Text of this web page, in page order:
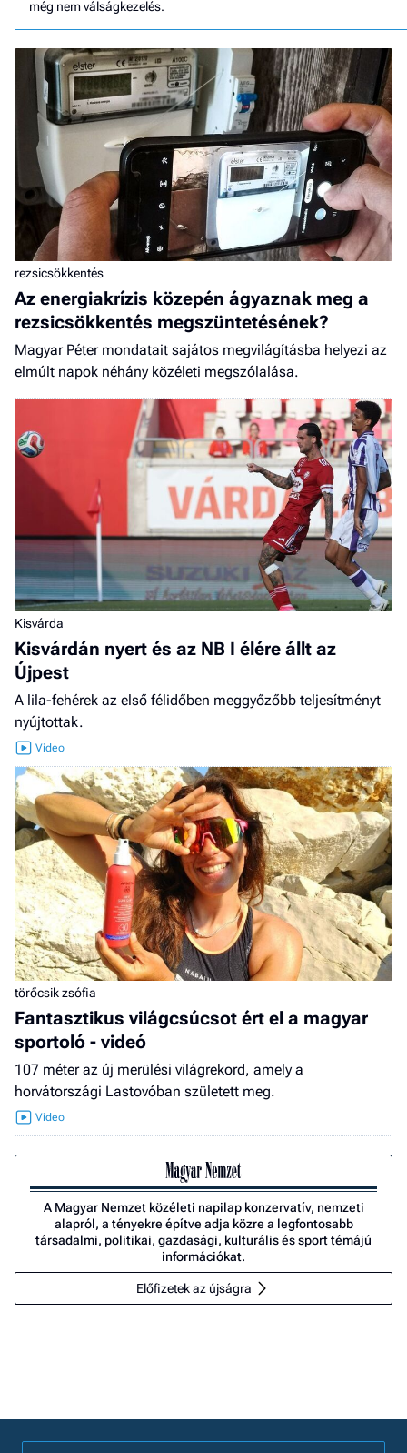
még nem válságkezelés.
rezsicsökkentés
Az energiakrízis közepén ágyaznak meg a
rezsicsökkentés megszüntetésének?
Magyar Péter mondatait sajátos megvilágításba helyezi az
elmúlt napok néhány közéleti megszólalása.
Kisvárda
Kisvárdán nyert és az NB I élére állt az
Újpest
A lila-fehérek az első félidőben meggyőzőbb teljesítményt
nyújtottak.
törőcsik zsófia
Fantasztikus világcsúcsot ért el a magyar
sportoló - videó
107 méter az új merülési világrekord, amely a
horvátországi Lastovóban született meg.
A Magyar Nemzet közéleti napilap konzervatív, nemzeti
alapról, a tényekre építve adja közre a legfontosabb
társadalmi, politikai, gazdasági, kulturális és sport témájú
információkat.
Előfizetek az újságra